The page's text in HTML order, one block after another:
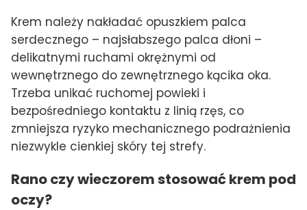
Krem należy nakładać opuszkiem palca
serdecznego – najsłabszego palca dłoni –
delikatnymi ruchami okrężnymi od
wewnętrznego do zewnętrznego kącika oka.
Trzeba unikać ruchomej powieki i
bezpośredniego kontaktu z linią rzęs, co
zmniejsza ryzyko mechanicznego podrażnienia
niezwykle cienkiej skóry tej strefy.
Rano czy wieczorem stosować krem pod
oczy?